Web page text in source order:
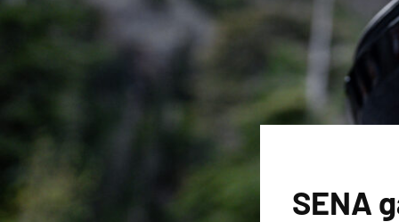
SENA